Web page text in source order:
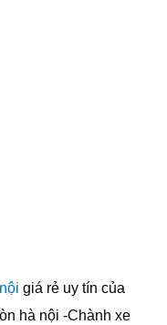
giá rẻ uy tín của
hà nội -Chành xe